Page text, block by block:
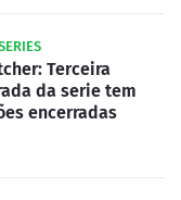
Terceira
da serie tem
encerradas